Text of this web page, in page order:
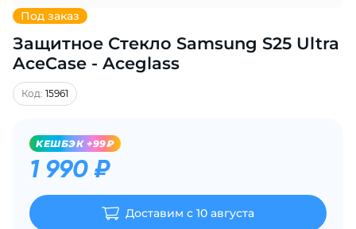
Под заказ
Защитное Стекло Samsung S25 Ultra
AceCase - Aceglass
Код: 15961
KЕШБЭК +99₽
1 990 ₽
Доставим с 10 августа
Получайте товар
выбранный способом
списываться
по25%каждые 2 недели
Подробнее